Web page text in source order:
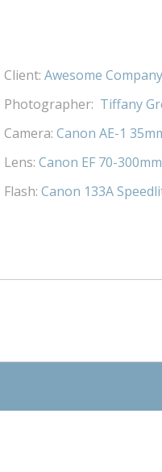
Client: Awesome
Photographer: Tiffany
Camera: Canon AE-1
Lens: Canon EF 70-
Flash: Canon 133A